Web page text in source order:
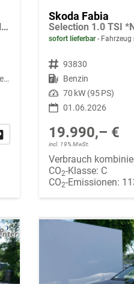
Selection 1.0 TSI *NAVI-ÜBER-SMARTLINK*PDC-HI*LED*SHZ*KLIMA*RADIO
Blackmagic Perleffekt
Fahrzeug parken
Skoda Fabia
sofort lieferbar Fahrzeug
Fahrzeugnr. 93830
Kraftstoff Benzin
Leistung 70 kW (95 PS)
01.06.2026
19.990,– €
incl. 19% MwSt.
Verbrauch
CO2-Klasse: C
CO2-Emissionen: